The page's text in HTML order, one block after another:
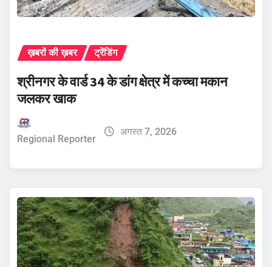
ख़बरों की ख़बर ट्रेंडिंग
श्रीनगर के वार्ड 34 के डांग क्षेत्र में कच्चा मकान
जलकर खाक
Regional Reporter
अगस्त 7, 2026